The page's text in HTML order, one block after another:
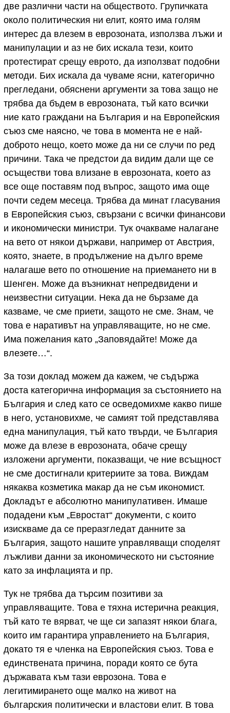
две различни части на обществото. Групичката
около политическия ни елит, която има голям
интерес да влезем в еврозоната, използва лъжи и
манипулации и аз не бих искала тези, които
протестират срещу еврото, да използват подобни
методи. Бих искала да чуваме ясни, категорично
прегледани, обяснени аргументи за това защо не
трябва да бъдем в еврозоната, тъй като всички
ние като граждани на България и на Европейския
съюз сме наясно, че това в момента не е най-
доброто нещо, което може да ни се случи по ред
причини. Така че предстои да видим дали ще се
осъществи това влизане в еврозоната, което аз
все още поставям под въпрос, защото има още
почти седем месеца. Трябва да минат гласувания
в Европейския съюз, свързани с всички финансови
и икономически министри. Тук очакваме налагане
на вето от някои държави, например от Австрия,
която, знаете, в продължение на дълго време
налагаше вето по отношение на приемането ни в
Шенген. Може да възникнат непредвидени и
неизвестни ситуации. Нека да не бързаме да
казваме, че сме приети, защото не сме. Знам, че
това е наративът на управляващите, но не сме.
Има пожелания като „Заповядайте! Може да
влезете…“.
За този доклад можем да кажем, че съдържа
доста категорична информация за състоянието на
България и след като се осведомихме какво пише
в него, установихме, че самият той представлява
една манипулация, тъй като твърди, че България
може да влезе в еврозоната, обаче срещу
изложени аргументи, показващи, че ние всъщност
не сме достигнали критериите за това. Виждам
някаква козметика макар да не съм икономист.
Докладът е абсолютно манипулативен. Имаше
подадени към „Евростат“ документи, с които
изискваме да се преразгледат данните за
България, защото нашите управляващи споделят
лъжливи данни за икономическото ни състояние
като за инфлацията и пр.
Тук не трябва да търсим позитиви за
управляващите. Това е тяхна истерична реакция,
тъй като те вярват, че ще си запазят някои блага,
които им гарантира управлението на България,
докато тя е членка на Европейския съюз. Това е
единствената причина, поради която се бута
държавата към тази еврозона. Това е
легитимирането още малко на живот на
българския политически и властови елит. В това